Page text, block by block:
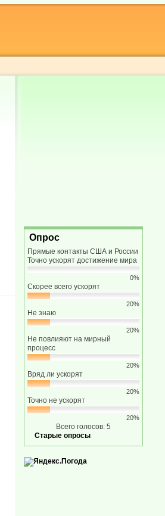
Опрос
Прямые контакты США и России
Точно ускорят достижение мира
0%
Скорее всего ускорят
20%
Не знаю
20%
Не повлияют на мирный
процесс
20%
Вряд ли ускорят
20%
Точно не ускорят
20%
Всего голосов: 5
Старые опросы